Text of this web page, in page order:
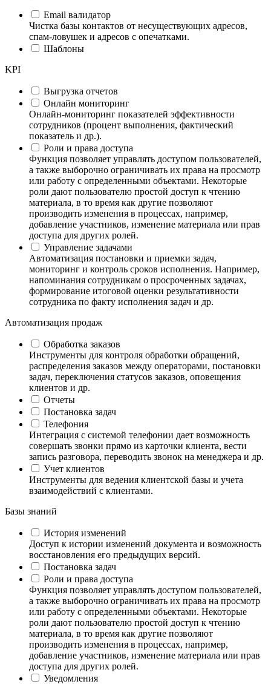
Email валидатор
Чистка базы контактов от несуществующих адресов,
спам-ловушек и адресов с опечатками.
Шаблоны
KPI
Выгрузка отчетов
Онлайн мониторинг
Онлайн-мониторинг показателей эффективности
сотрудников (процент выполнения, фактический
показатель и др.).
Роли и права доступа
Функция позволяет управлять доступом пользователей,
а также выборочно ограничивать их права на просмотр
или работу с определенными объектами. Некоторые
роли дают пользователю простой доступ к чтению
материала, в то время как другие позволяют
производить изменения в процессах, например,
добавление участников, изменение материала или прав
доступа для других ролей.
Управление задачами
Автоматизация постановки и приемки задач,
мониторинг и контроль сроков исполнения. Например,
напоминания сотрудникам о просроченных задачах,
формирование итоговой оценки результативности
сотрудника по факту исполнения задач и др.
Автоматизация продаж
Обработка заказов
Инструменты для контроля обработки обращений,
распределения заказов между операторами, постановки
задач, переключения статусов заказов, оповещения
клиентов и др.
Отчеты
Постановка задач
Телефония
Интеграция с системой телефонии дает возможность
совершать звонки прямо из карточки клиента, вести
запись разговора, переводить звонок на менеджера и др.
Учет клиентов
Инструменты для ведения клиентской базы и учета
взаимодействий с клиентами.
Базы знаний
История изменений
Доступ к истории изменений документа и возможность
восстановления его предыдущих версий.
Постановка задач
Роли и права доступа
Функция позволяет управлять доступом пользователей,
а также выборочно ограничивать их права на просмотр
или работу с определенными объектами. Некоторые
роли дают пользователю простой доступ к чтению
материала, в то время как другие позволяют
производить изменения в процессах, например,
добавление участников, изменение материала или прав
доступа для других ролей.
Уведомления